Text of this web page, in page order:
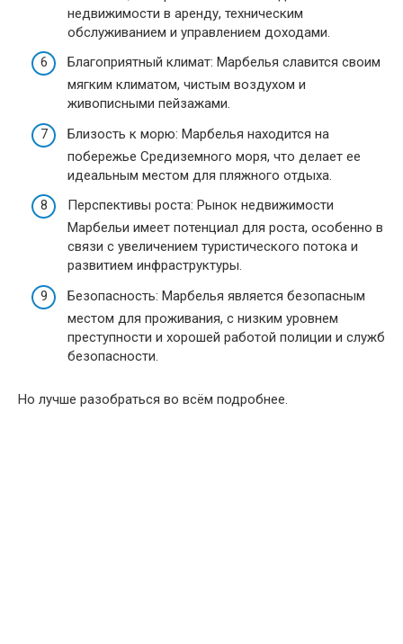
недвижимости в аренду, техническим
обслуживанием и управлением доходами.
Благоприятный климат: Марбелья славится своим
мягким климатом, чистым воздухом и
живописными пейзажами.
Близость к морю: Марбелья находится на
побережье Средиземного моря, что делает ее
идеальным местом для пляжного отдыха.
Перспективы роста: Рынок недвижимости
Марбельи имеет потенциал для роста, особенно в
связи с увеличением туристического потока и
развитием инфраструктуры.
Безопасность: Марбелья является безопасным
местом для проживания, с низким уровнем
преступности и хорошей работой полиции и служб
безопасности.
Но лучше разобраться во всём подробнее.